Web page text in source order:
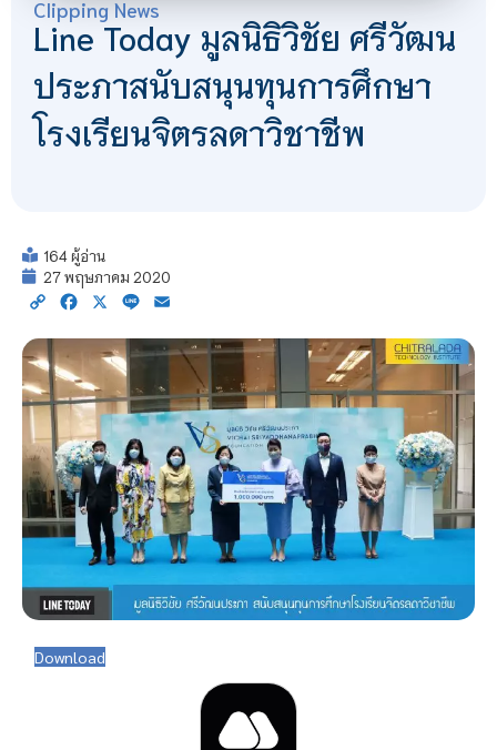
Clipping News
Line Today มูลนิธิวิชัย ศรีวัฒน
ประภาสนับสนุนทุนการศึกษา
โรงเรียนจิตรลดาวิชาชีพ
164 ผู้อ่าน
27 พฤษภาคม 2020
Copy Facebook
X Line
Download